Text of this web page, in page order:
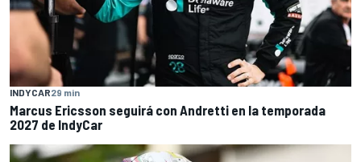
INDYCAR29 min
Marcus Ericsson seguirá con Andretti en la temporada
2027 de IndyCar